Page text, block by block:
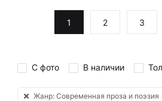
1 2 3
С фото В наличии
Жанр: Современная проза и поэзия